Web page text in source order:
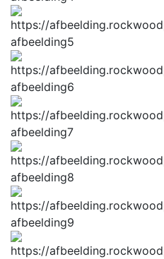
afbeelding5
afbeelding6
afbeelding7
afbeelding8
afbeelding9